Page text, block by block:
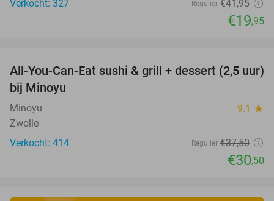
Verkocht: 327
Regulier €41,95
€19,95
19%
All-You-Can-Eat sushi & grill + dessert (2,5 uur)
bij Minoyu
Minoyu 9.1 star
Zwolle
Verkocht: 414
Regulier €37,50
€30,50